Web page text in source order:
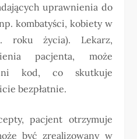
uprawnienia do
kombatyści, kobiety w
roku życia). Lekarz,
pacjenta, może
kod, co skutkuje
bezpłatnie.
pacjent otrzymuje
być zrealizowany w